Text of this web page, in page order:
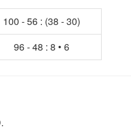
100 - 56 : (38 - 30)
96 - 48 : 8 • 6